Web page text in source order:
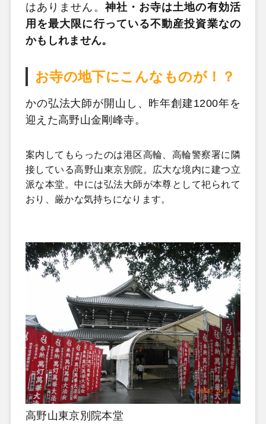
はありません。 神社・お寺は土地の有効活
用を最大限に行っている不動産投資業なの
かもしれません。
お寺の地下にこんなものが！？
かの弘法大師が開山し、昨年創建1200年を
迎えた高野山金剛峰寺。
案内してもらったのは港区高輪、高輪警察署に隣
接している高野山東京別院。広大な境内に建つ立
派な本堂。中には弘法大師が本尊として祀られて
おり、厳かな気持ちになります。
高野山東京別院本堂